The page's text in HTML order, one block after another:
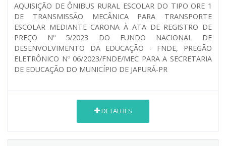
AQUISIÇÃO DE ÔNIBUS RURAL ESCOLAR DO TIPO ORE 1
DE TRANSMISSÃO MECÂNICA PARA TRANSPORTE
ESCOLAR MEDIANTE CARONA À ATA DE REGISTRO DE
PREÇO Nº 5/2023 DO FUNDO NACIONAL DE
DESENVOLVIMENTO DA EDUCAÇÃO - FNDE, PREGÃO
ELETRÔNICO Nº 06/2023/FNDE/MEC PARA A SECRETARIA
DE EDUCAÇÃO DO MUNICÍPIO DE JAPURÁ-PR
DETALHES